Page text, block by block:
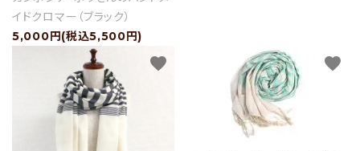
アイテムから探す
素材から探す
イドクロマー（ブラック）
5,000円(税込5,500円)
favorite favorite